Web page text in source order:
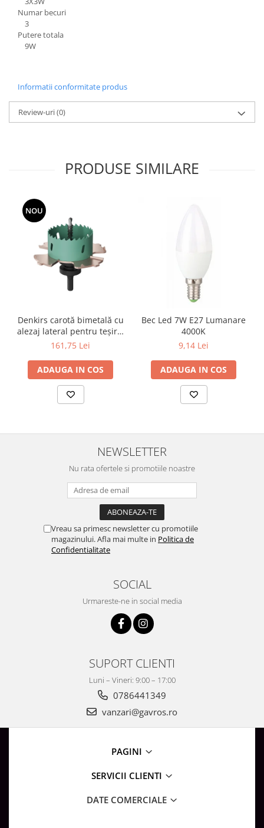
Lampadare
Lustre
Becuri și surse LED
Sine magnetice
Proiectoare LED
Lampi de Gradina
Spoturi Exterior Incastrabile
Lampi Solare
Banda - Surse si Accesorii LED
Banda Led Decorativa
Controlere și senzori LED
Banda LED
Profile Aluminiu pentru Banda LED
Corpuri Liniare LED Industriale
Corp Iluminat Led Highbay
Iluminat Stradal
Statii Incarcare Electrice
Stalpi Octogonali Galvanizati
Stalpi Decorativi
Plafoniere cu ventilator integrat
Numar becuri
3
Putere totala
9W
Informatii conformitate produs
Review-uri(0)
PRODUSE SIMILARE
NOU
Denkirs carotă bimetală cu
alezaj lateral pentru teșire,
70×115 mm
161,75 Lei
ADAUGA IN COS
Bec Led 7W E27 Lumanare
4000K
9,14 Lei
ADAUGA IN COS
NEWSLETTER
Nu rata ofertele si promotiile noastre
Vreau sa primesc newsletter cu promotiile
magazinului. Afla mai multe in Politica de
Confidentialitate
SOCIAL
Urmareste-ne in social media
SUPORT CLIENTI
Luni – Vineri: 9:00 – 17:00
0786441349
vanzari@gavros.ro
PAGINI
SERVICII CLIENTI
DATE COMERCIALE